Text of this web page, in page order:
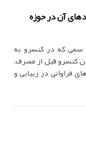
آن در حوزه
سمی که در کنسرو‌ به
کنسرو قبل از مصرف،
فراوانی در زیبایی و